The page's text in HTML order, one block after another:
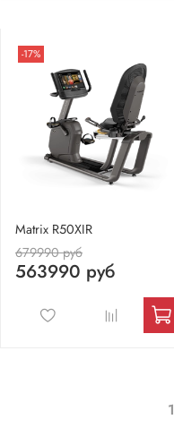
-17%
Matrix R50XIR
679990 руб
563990 руб
1